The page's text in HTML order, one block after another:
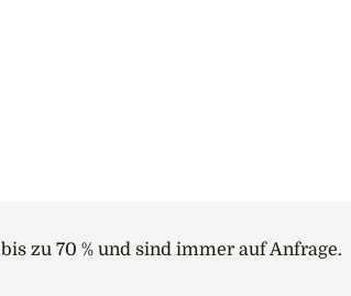
zu 70 % und sind immer auf Anfrage.